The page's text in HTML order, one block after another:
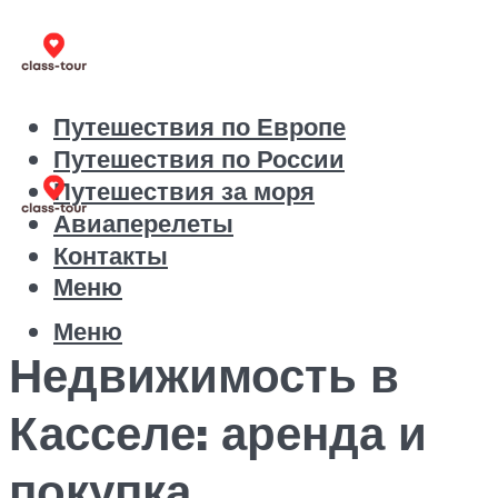
Путешествия по Европе
Путешествия по России
Путешествия за моря
Авиаперелеты
Контакты
Меню
Меню
Недвижимость в
Касселе: аренда и